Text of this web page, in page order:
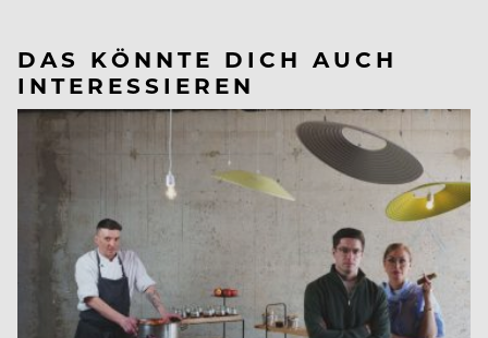
DAS KÖNNTE DICH AUCH
INTERESSIEREN